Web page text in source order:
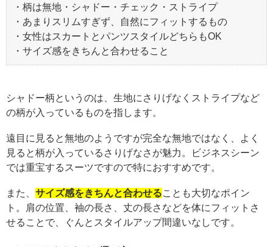
・柄は無地・シャドー・チェック・ストライプ
・あまりスリムすぎず、自然にフィットするもの
・女性はスカートとパンツスタイルどちらもOK
・サイズ感をきちんと合わせること
シャドー柄というのは、生地にさりげなくストライプなど
の柄が入っているものを指します。
遠目に見ると無地のようですが完全な無地ではなく、よく
見ると柄が入っているさりげなさが魅力。ビジネスシーン
では重宝するスーツですので特におすすめです。
また、 サイズ感をきちんと合わせることも大切なポイン
ト。肩の位置、袖の長さ、丈の長さなどを体にフィットさ
せることで、ぐんとスタイルアップ間違いなしです。